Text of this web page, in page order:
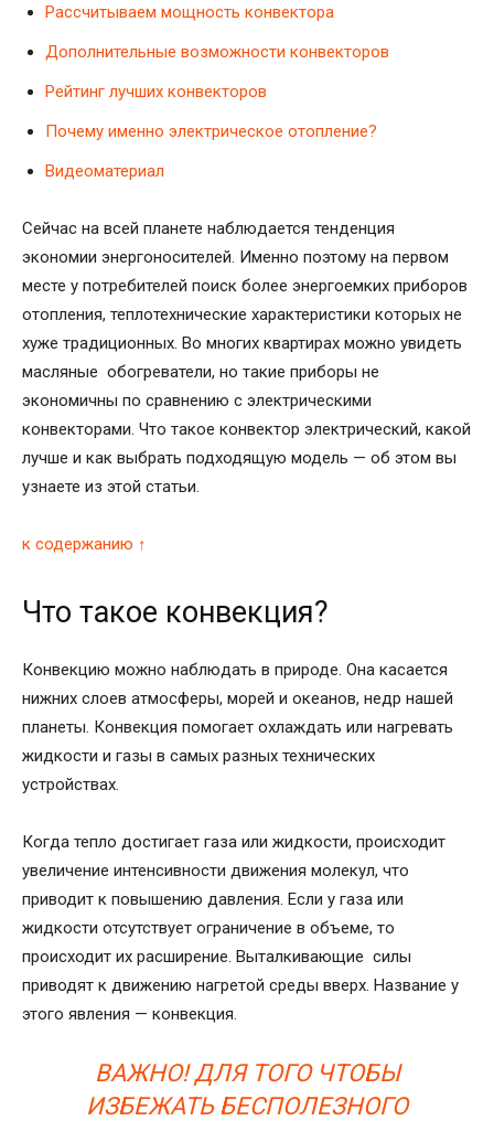
Рассчитываем мощность конвектора
Дополнительные возможности конвекторов
Рейтинг лучших конвекторов
Почему именно электрическое отопление?
Видеоматериал
Сейчас на всей планете наблюдается тенденция
экономии энергоносителей. Именно поэтому на первом
месте у потребителей поиск более энергоемких приборов
отопления, теплотехнические характеристики которых не
хуже традиционных. Во многих квартирах можно увидеть
масляные обогреватели, но такие приборы не
экономичны по сравнению с электрическими
конвекторами. Что такое конвектор электрический, какой
лучше и как выбрать подходящую модель — об этом вы
узнаете из этой статьи.
к содержанию ↑
Что такое конвекция?
Конвекцию можно наблюдать в природе. Она касается
нижних слоев атмосферы, морей и океанов, недр нашей
планеты. Конвекция помогает охлаждать или нагревать
жидкости и газы в самых разных технических
устройствах.
Когда тепло достигает газа или жидкости, происходит
увеличение интенсивности движения молекул, что
приводит к повышению давления. Если у газа или
жидкости отсутствует ограничение в объеме, то
происходит их расширение. Выталкивающие силы
приводят к движению нагретой среды вверх. Название у
этого явления — конвекция.
ВАЖНО! ДЛЯ ТОГО ЧТОБЫ
ИЗБЕЖАТЬ БЕСПОЛЕЗНОГО